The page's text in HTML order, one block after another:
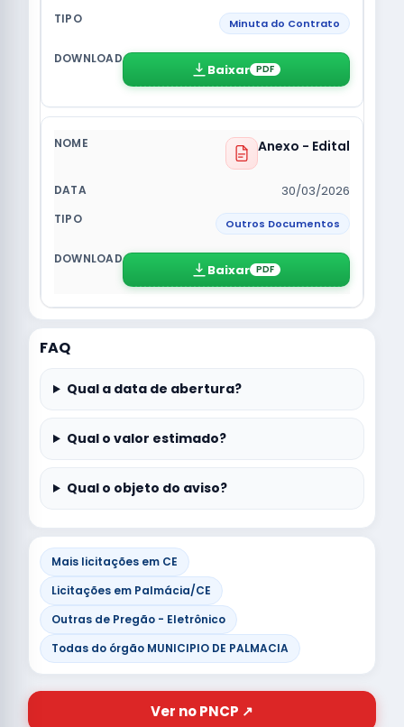
Minuta do Contrato
Baixar PDF
Anexo - Edital
30/03/2026
Outros Documentos
Baixar PDF
FAQ
Qual a data de abertura?
Qual o valor estimado?
Qual o objeto do aviso?
Mais licitações em CE
Licitações em Palmácia/CE
Outras de Pregão - Eletrônico
Todas do órgão MUNICIPIO DE PALMACIA
Ver no PNCP ↗